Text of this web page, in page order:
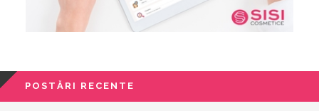
POSTĂRI RECENTE